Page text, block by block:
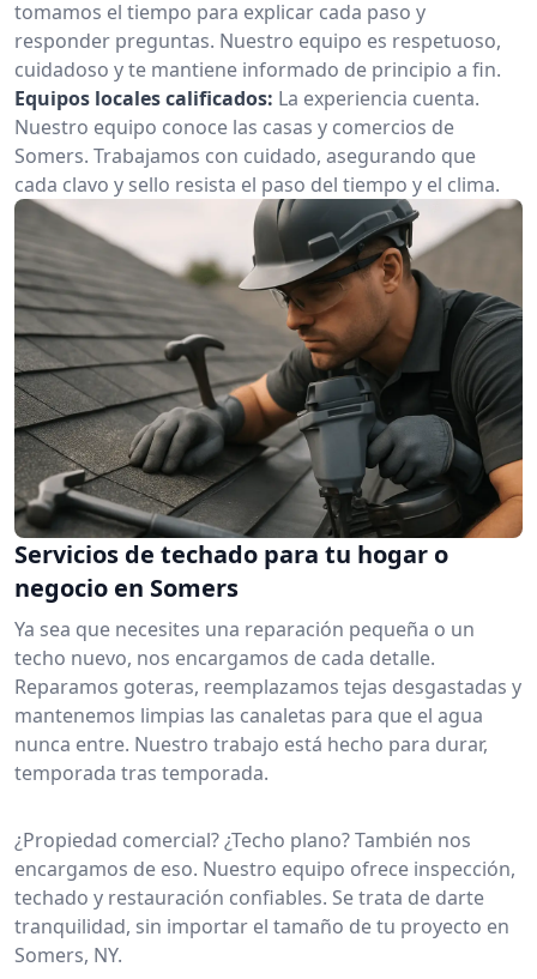
tomamos el tiempo para explicar cada paso y
responder preguntas. Nuestro equipo es respetuoso,
cuidadoso y te mantiene informado de principio a fin.
Equipos locales calificados: La experiencia cuenta.
Nuestro equipo conoce las casas y comercios de
Somers. Trabajamos con cuidado, asegurando que
cada clavo y sello resista el paso del tiempo y el clima.
Servicios de techado para tu hogar o
negocio en Somers
Ya sea que necesites una reparación pequeña o un
techo nuevo, nos encargamos de cada detalle.
Reparamos goteras, reemplazamos tejas desgastadas y
mantenemos limpias las canaletas para que el agua
nunca entre. Nuestro trabajo está hecho para durar,
temporada tras temporada.
¿Propiedad comercial? ¿Techo plano? También nos
encargamos de eso. Nuestro equipo ofrece inspección,
techado y restauración confiables. Se trata de darte
tranquilidad, sin importar el tamaño de tu proyecto en
Somers, NY.